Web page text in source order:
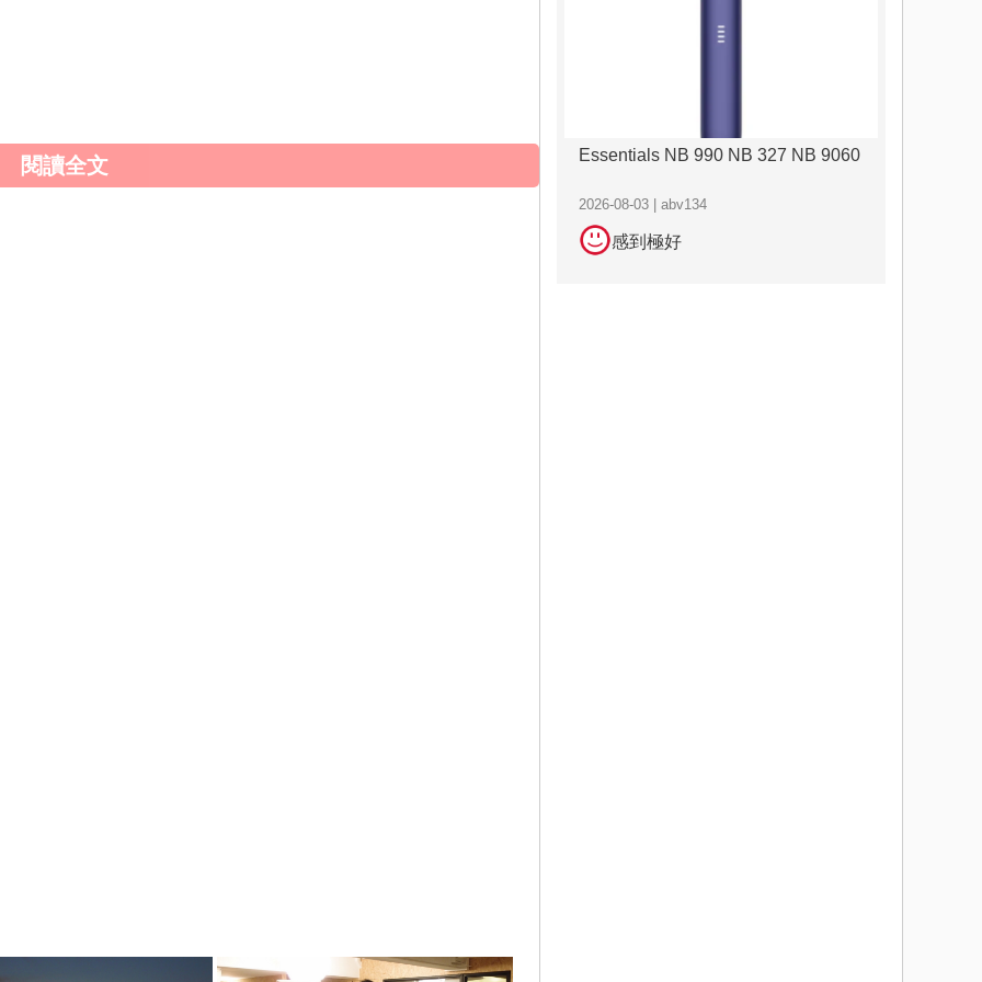
閱讀全文 Essentials NB 990 NB 327 NB 9060
2026-08-03 | abv134
感到極好